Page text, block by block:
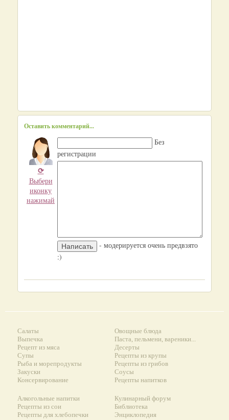
Оставить комментарий...
⟳
Выбери
иконку
нажимай
Без
регистрации
- модерируется очень предвзято
:)
Салаты
Выпечка
Рецепт из мяса
Супы
Рыба и морепродукты
Закуски
Консервирование
Овощные блюда
Паста, пельмени, вареники...
Десерты
Рецепты из крупы
Рецепты из грибов
Соусы
Рецепты напитков
Алкогольные напитки
Рецепты из сои
Рецепты для хлебопечки
Кулинарный форум
Библиотека
Энциклопедия